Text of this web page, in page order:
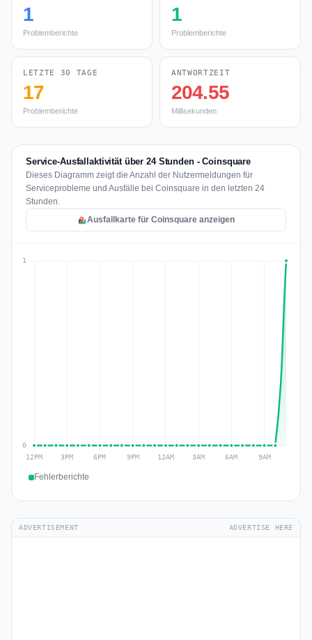
1
Problemberichte
1
Problemberichte
LETZTE 30 TAGE
17
Problemberichte
ANTWORTZEIT
204.55
Millisekunden
Service-Ausfallaktivität über 24 Stunden - Coinsquare
Dieses Diagramm zeigt die Anzahl der Nutzermeldungen für
Serviceprobleme und Ausfälle bei Coinsquare in den letzten 24
Stunden.
Ausfallkarte für Coinsquare anzeigen
Fehlerberichte
ADVERTISEMENT ADVERTISE HERE